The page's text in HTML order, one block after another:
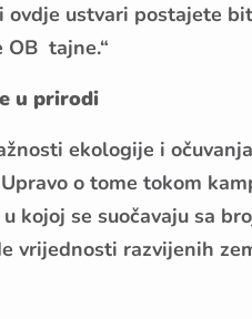
ovdje ustvari postajete
OB tajne.“
u prirodi
ekologije i
o tome tokom
kojoj se suočavaju sa
vrijednosti razvijenih